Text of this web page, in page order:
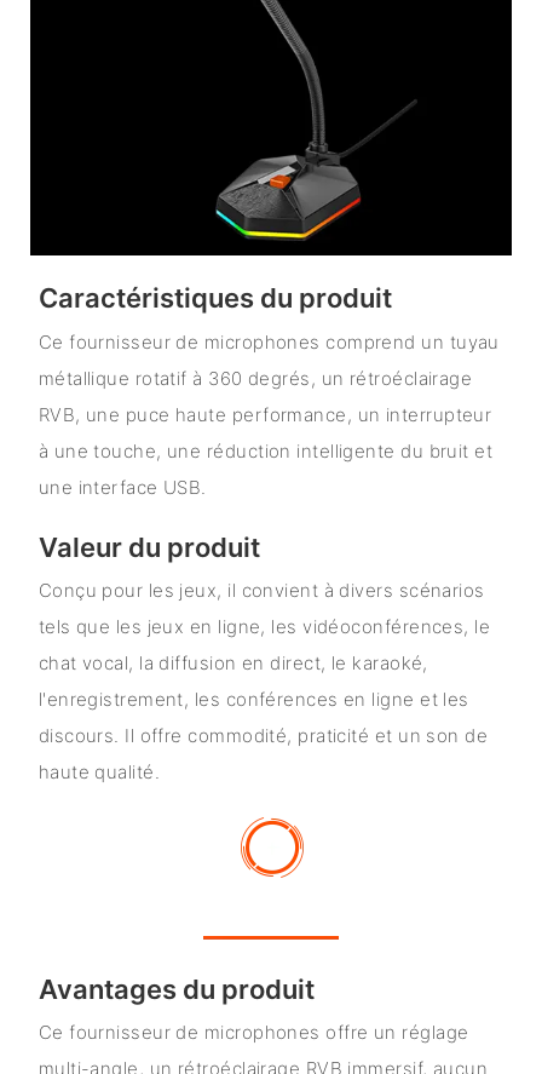
Caractéristiques du produit
Ce fournisseur de microphones comprend un tuyau
métallique rotatif à 360 degrés, un rétroéclairage
RVB, une puce haute performance, un interrupteur
à une touche, une réduction intelligente du bruit et
une interface USB.
Valeur du produit
Conçu pour les jeux, il convient à divers scénarios
tels que les jeux en ligne, les vidéoconférences, le
chat vocal, la diffusion en direct, le karaoké,
l'enregistrement, les conférences en ligne et les
discours. Il offre commodité, praticité et un son de
haute qualité.
Avantages du produit
Ce fournisseur de microphones offre un réglage
multi-angle, un rétroéclairage RVB immersif, aucun